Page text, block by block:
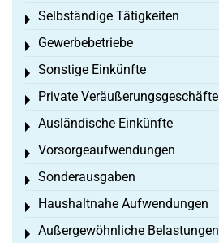
Selbständige Tätigkeiten
Toggle menu
Gewerbebetriebe
Toggle menu
Sonstige Einkünfte
Toggle menu
Private Veräußerungsgeschäfte
Toggle menu
Ausländische Einkünfte
Toggle menu
Vorsorgeaufwendungen
Toggle menu
Sonderausgaben
Toggle menu
Haushaltnahe Aufwendungen
Toggle menu
Außergewöhnliche Belastungen
Toggle menu